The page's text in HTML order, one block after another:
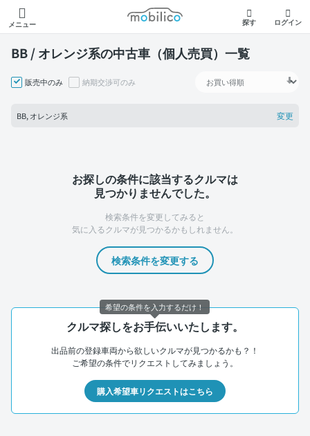
メニュー
モビリコ
探す ログイン
BB / オレンジ系の中古車（個人売買）一覧
販売中のみ 納期交渉可のみ
BB, オレンジ系 変更
お探しの条件に該当するクルマは
見つかりませんでした。
検索条件を変更してみると
気に入るクルマが見つかるかもしれません。
検索条件を変更する
クルマ探しをお手伝いいたします。
出品前の登録車両から欲しいクルマが見つかるかも？！
ご希望の条件でリクエストしてみましょう。
購入希望車リクエストはこちら
希望の条件を入力するだけ！